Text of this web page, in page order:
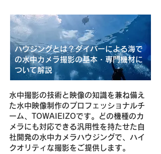
ハウジングとは？ダイバーによる海で
の水中カメラ撮影の基本・専門機材に
ついて解説
水中撮影の技術と映像の知識を兼ね備え
た水中映像制作のプロフェッショナルチ
ーム、TOWAIEIZOです。どの機種のカ
メラにも対応できる汎用性を持たせた自
社開発の水中カメラハウジングで、ハイ
クオリティな撮影をご提供します。